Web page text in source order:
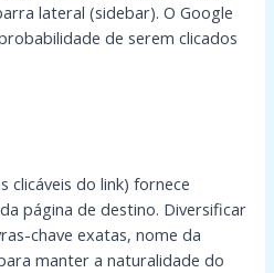
lateral (sidebar). O Google
de serem clicados
clicáveis do link) fornece
página de destino. Diversificar
chave exatas, nome da
manter a naturalidade do